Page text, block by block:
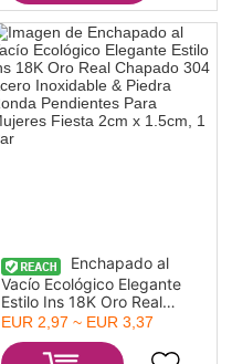
Enchapado al
Vacío Ecológico Elegante
Estilo Ins 18K Oro Real
Chapado 304 Acero
Pendientes Para Mujeres
EUR 2,97 ~ EUR 3,37